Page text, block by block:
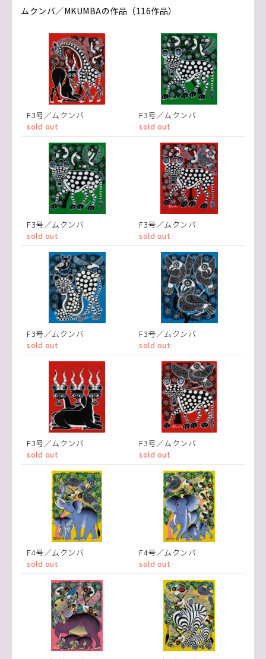
ムクンバ／MKUMBAの作品（116作品）
F3号／ムクンバ
sold out
F3号／ムクンバ
sold out
F3号／ムクンバ
sold out
F3号／ムクンバ
sold out
F3号／ムクンバ
sold out
F3号／ムクンバ
sold out
F3号／ムクンバ
sold out
F3号／ムクンバ
sold out
F4号／ムクンバ
sold out
F4号／ムクンバ
sold out